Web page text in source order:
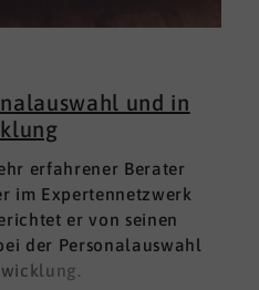
und in
erfahrener Berater
im Expertennetzwerk
er von seinen
der Personalauswahl